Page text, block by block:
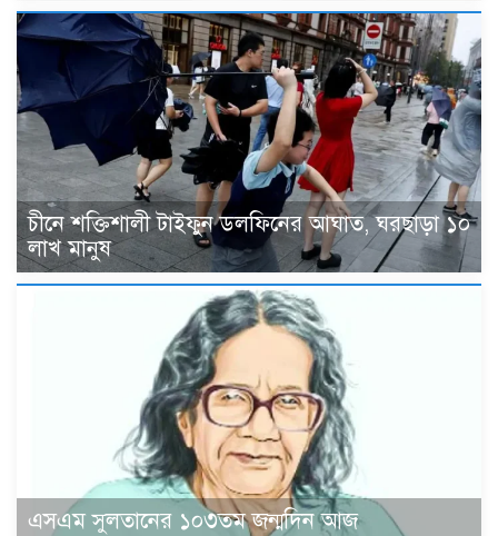
চীনে শক্তিশালী টাইফুন ডলফিনের আঘাত, ঘরছাড়া ১০
লাখ মানুষ
এসএম সুলতানের ১০৩তম জন্মদিন আজ